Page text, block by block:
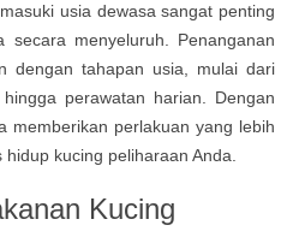
usia dewasa sangat penting
secara menyeluruh. Penanganan
dengan tahapan usia, mulai dari
perawatan harian. Dengan
memberikan perlakuan yang lebih
kucing peliharaan Anda.
Kucing